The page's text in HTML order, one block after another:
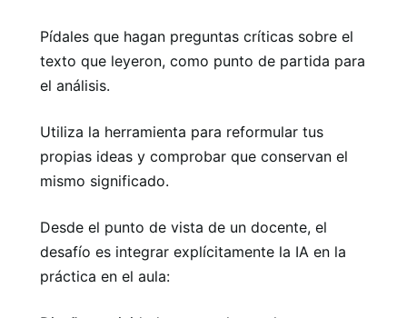
Pídales que hagan preguntas críticas sobre el
texto que leyeron, como punto de partida para
el análisis.
Utiliza la herramienta para reformular tus
propias ideas y comprobar que conservan el
mismo significado.
Desde el punto de vista de un docente, el
desafío es integrar explícitamente la IA en la
práctica en el aula: